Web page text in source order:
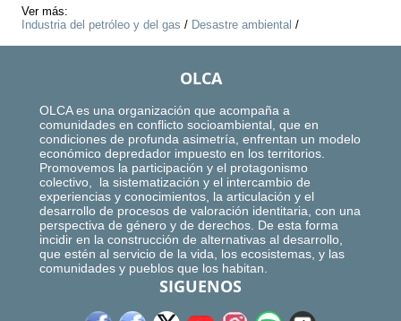
Ver más:
Industria del petróleo y del gas / Desastre ambiental /
OLCA
OLCA es una organización que acompaña a
comunidades en conflicto socioambiental, que en
condiciones de profunda asimetría, enfrentan un modelo
económico depredador impuesto en los territorios.
Promovemos la participación y el protagonismo
colectivo, la sistematización y el intercambio de
experiencias y conocimientos, la articulación y el
desarrollo de procesos de valoración identitaria, con una
perspectiva de género y de derechos. De esta forma
incidir en la construcción de alternativas al desarrollo,
que estén al servicio de la vida, los ecosistemas, y las
comunidades y pueblos que los habitan.
SIGUENOS